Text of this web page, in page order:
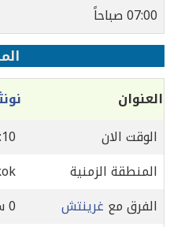
07:00 صباحاً
العنوان
الوقت الان
المنطقة الزمنية
الفرق مع غرينتش 0 ساعة